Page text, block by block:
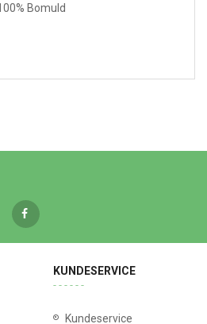
Bomuld
KUNDESERVICE
Kundeservice